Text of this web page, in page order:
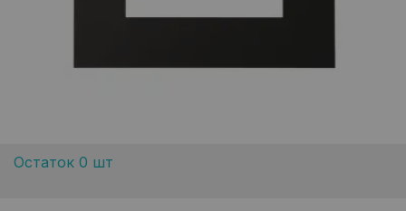
Остаток 0 шт